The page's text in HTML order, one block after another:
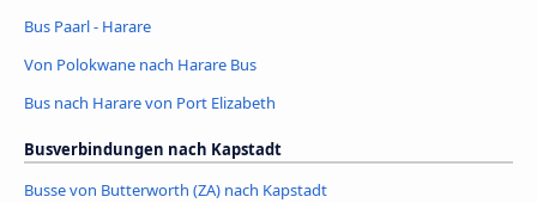
Bus Paarl - Harare
Von Polokwane nach Harare Bus
Bus nach Harare von Port Elizabeth
Busverbindungen nach Kapstadt
Busse von Butterworth (ZA) nach Kapstadt